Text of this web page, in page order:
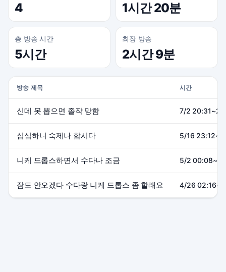
4 1시간 20분
총 방송 시간
5시간
최장 방송
2시간 9분
방송 제목 시간
신데 못 뽑으면 졸작 망함 7/2
심심하니 숙제나 합시다 5/16
니케 드롭스하면서 수다나 조금 5/2
잠도 안오겠다 수다랑 니케 드롭스 좀 할래요 4/26